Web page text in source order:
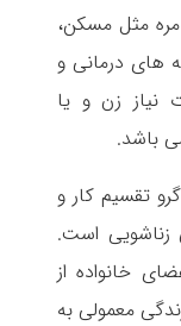
مره مثل مسکن،
های درمانی و
نیاز زن و یا
باشد.
تقسیم کار و
است.
خانواده از
معمولی به